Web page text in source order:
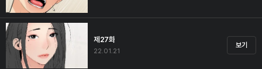
제27화
22.01.21
보기